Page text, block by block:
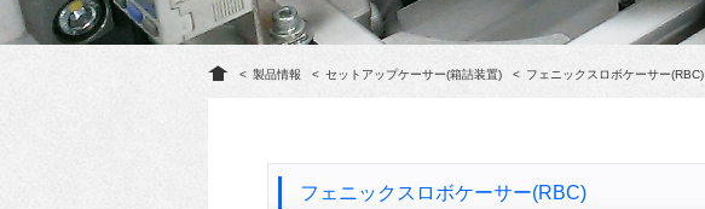
< 製品情報 < セットアップケーサー(箱詰装置) < フェニックスロボケーサー(RBC)
フェニックスロボケーサー(RBC)